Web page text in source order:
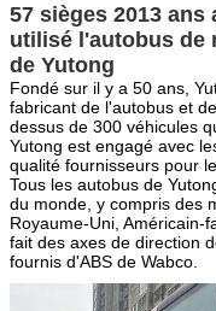
57 sièges 2013
utilisé l'autobus de
de Yutong
Fondé sur il y a 50 ans,
fabricant de l'autobus et
dessus de 300 véhicules
Yutong est engagé avec
qualité fournisseurs pour
Tous les autobus de
du monde, y compris des
Royaume-Uni, Américain-
fait des axes de direction
fournis d'ABS de Wabco.